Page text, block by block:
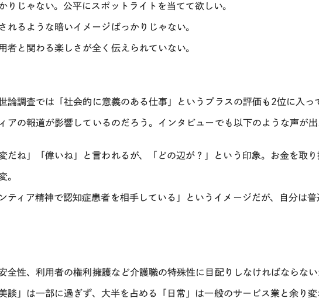
りじゃない。公平にスポットライトを当てて欲しい。
れるような暗いイメージばっかりじゃない。
者と関わる楽しさが全く伝えられていない。
論調査では「社会的に意義のある仕事」というプラスの評価も2位に入っ
アの報道が影響しているのだろう。インタビューでも以下のような声が出
だね」「偉いね」と言われるが、「どの辺が？」という印象。お金を取
。
ティア精神で認知症患者を相手している」というイメージだが、自分は普
全性、利用者の権利擁護など介護職の特殊性に目配りしなければならな
談」は一部に過ぎず、大半を占める「日常」は一般のサービス業と余り変